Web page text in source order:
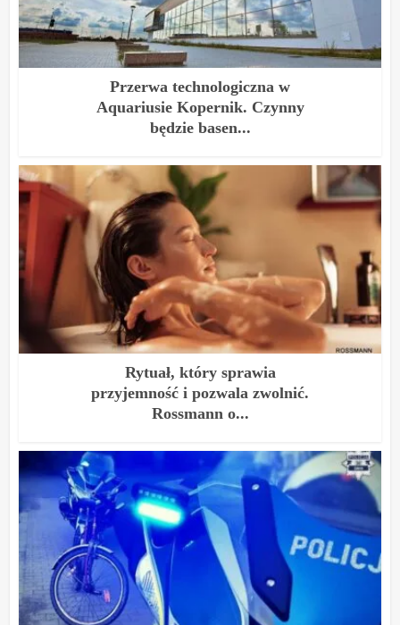
Przerwa technologiczna w
Aquariusie Kopernik. Czynny
będzie basen...
Rytuał, który sprawia
przyjemność i pozwala zwolnić.
Rossmann o...